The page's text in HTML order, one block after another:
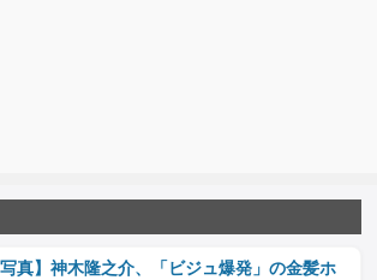
写真】神木隆之介、「ビジュ爆発」の金髪ホ